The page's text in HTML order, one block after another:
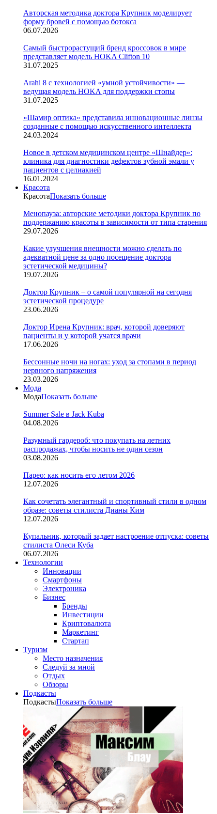
Авторская методика доктора Крупник моделирует
форму бровей с помощью ботокса
06.07.2026
Cамый быстрорастущий бренд кроссовок в мире
представляет модель HOKA Clifton 10
31.07.2025
Arahi 8 c технологией «умной устойчивости» —
ведущая модель HOKA для поддержки стопы
31.07.2025
«Шамир оптика» представила инновационные линзы
созданные с помощью искусственного интеллекта
24.03.2024
Новое в детском медицинском центре «Шнайдер»:
клиника для диагностики дефектов зубной эмали у
пациентов с целиакией
16.01.2024
Красота
КрасотаПоказать больше
Менопауза: авторские методики доктора Крупник по
поддержанию красоты в зависимости от типа старения
29.07.2026
Какие улучшения внешности можно сделать по
адекватной цене за одно посещение доктора
эстетической медицины?
19.07.2026
Доктор Крупник – о самой популярной на сегодня
эстетической процедуре
23.06.2026
Доктор Ирена Крупник: врач, которой доверяют
пациенты и у которой учатся врачи
17.06.2026
Бессонные ночи на ногах: уход за стопами в период
нервного напряжения
23.03.2026
Мода
МодаПоказать больше
Summer Sale в Jack Kuba
04.08.2026
Разумный гардероб: что покупать на летних
распродажах, чтобы носить не один сезон
03.08.2026
Парео: как носить его летом 2026
12.07.2026
Как сочетать элегантный и спортивный стили в одном
образе: советы стилиста Дианы Ким
12.07.2026
Купальник, который задает настроение отпуска: советы
стилиста Олеси Куба
06.07.2026
Технологии
Инновации
Смартфоны
Электроника
Бизнес
Бренды
Инвестиции
Криптовалюта
Маркетинг
Стартап
Туризм
Место назначения
Следуй за мной
Отдых
Обзоры
Подкасты
ПодкастыПоказать больше